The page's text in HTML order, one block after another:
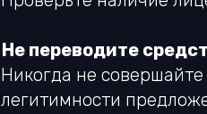
Не переводите
Никогда не
легитимности